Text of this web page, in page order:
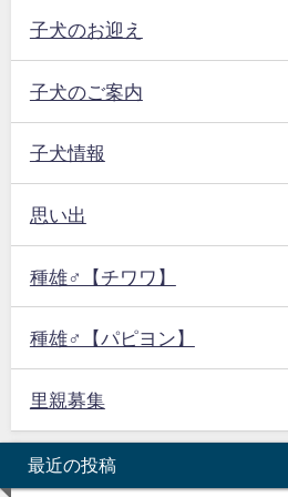
子犬のお迎え
子犬のご案内
子犬情報
思い出
種雄♂【チワワ】
種雄♂【パピヨン】
里親募集
最近の投稿